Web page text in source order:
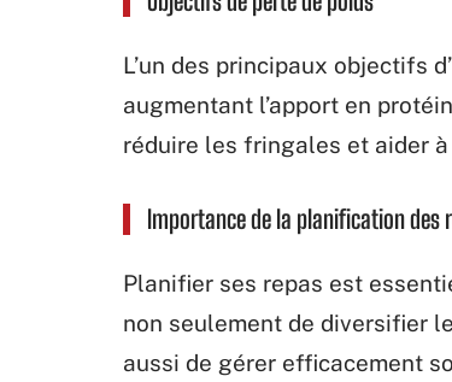
L’un des principaux objectifs
augmentant l’apport en
réduire les fringales et aider
Importance de la planification des
Planifier ses repas est
non seulement de diversifier
aussi de gérer efficacement